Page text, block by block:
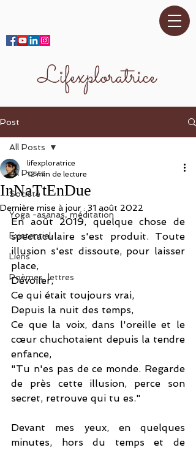
Lifexploratrice
Post
All Posts
Société
Yoga -asanas, méditation
Existentiel
Liens
Poèmes, lettres
All Posts
InNaTtEnDue
lifexploratrice
12 min de lecture
Dernière mise à jour : 31 août 2022
En août 2019, quelque chose de
spectaculaire s'est produit. Toute
illusion s'est dissoute, pour laisser
place,
Dévoiler,
Ce qui était toujours vrai,
Depuis la nuit des temps,
Ce que la voix, dans l'oreille et le
cœur chuchotaient depuis la tendre
enfance,
"Tu n'es pas de ce monde. Regarde
de près cette illusion, perce son
secret, retrouve qui tu es."
Devant mes yeux, en quelques
minutes, hors du temps et de